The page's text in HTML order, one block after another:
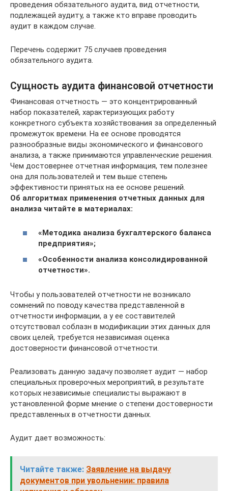
проведения обязательного аудита, вид отчетности,
подлежащей аудиту, а также кто вправе проводить
аудит в каждом случае.
Перечень содержит 75 случаев проведения
обязательного аудита.
Сущность аудита финансовой отчетности
Финансовая отчетность — это концентрированный
набор показателей, характеризующих работу
конкретного субъекта хозяйствования за определенный
промежуток времени. На ее основе проводятся
разнообразные виды экономического и финансового
анализа, а также принимаются управленческие решения.
Чем достовернее отчетная информация, тем полезнее
она для пользователей и тем выше степень
эффективности принятых на ее основе решений.
Об алгоритмах применения отчетных данных для
анализа читайте в материалах:
«Методика анализа бухгалтерского баланса
предприятия»;
«Особенности анализа консолидированной
отчетности».
Чтобы у пользователей отчетности не возникало
сомнений по поводу качества представленной в
отчетности информации, а у ее составителей
отсутствовал соблазн в модификации этих данных для
своих целей, требуется независимая оценка
достоверности финансовой отчетности.
Реализовать данную задачу позволяет аудит — набор
специальных проверочных мероприятий, в результате
которых независимые специалисты выражают в
установленной форме мнение о степени достоверности
представленных в отчетности данных.
Аудит дает возможность:
Читайте также: Заявление на выдачу
документов при увольнении: правила